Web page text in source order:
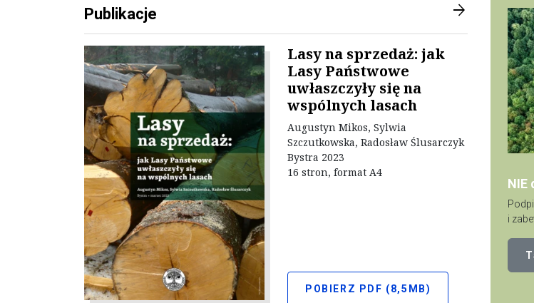
Publikacje arrow_forward
Lasy na sprzedaż: jak
Lasy Państwowe
uwłaszczyły się na
wspólnych lasach
Augustyn Mikos, Sylwia
Szczutkowska, Radosław Ślusarczyk
Bystra 2023
16 stron, format A4
POBIERZ PDF (8,5MB)
NIE
i